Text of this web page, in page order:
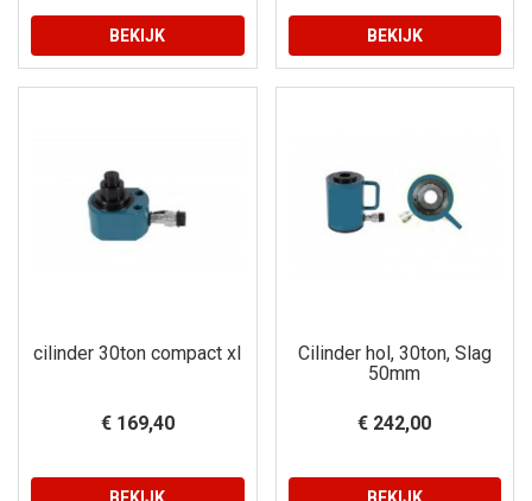
BEKIJK BEKIJK
cilinder 30ton compact xl
€ 169,40
Cilinder hol, 30ton, Slag
50mm
€ 242,00